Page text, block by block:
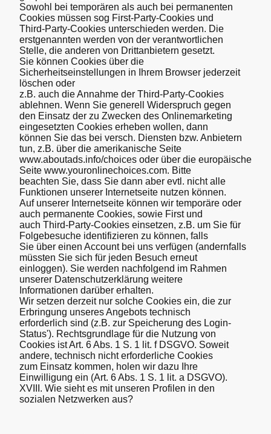
Sowohl bei temporären als auch bei permanenten
Cookies müssen sog First-Party-Cookies und
Third-Party-Cookies unterschieden werden. Die
erstgenannten werden von der verantwortlichen
Stelle, die anderen von Drittanbietern gesetzt.
Sie können Cookies über die
Sicherheitseinstellungen in Ihrem Browser jederzeit
löschen oder
z.B. auch die Annahme der Third-Party-Cookies
ablehnen. Wenn Sie generell Widerspruch gegen
den Einsatz der zu Zwecken des Onlinemarketing
eingesetzten Cookies erheben wollen, dann
können Sie das bei versch. Diensten bzw. Anbietern
tun, z.B. über die amerikanische Seite
www.aboutads.info/choices oder über die europäische
Seite www.youronlinechoices.com. Bitte
beachten Sie, dass Sie dann aber evtl. nicht alle
Funktionen unserer Internetseite nutzen können.
Auf unserer Internetseite können wir temporäre oder
auch permanente Cookies, sowie First und
auch Third-Party-Cookies einsetzen, z.B. um Sie für
Folgebesuche identifizieren zu können, falls
Sie über einen Account bei uns verfügen (andernfalls
müssten Sie sich für jeden Besuch erneut
einloggen). Sie werden nachfolgend im Rahmen
unserer Datenschutzerklärung weitere
Informationen darüber erhalten.
Wir setzen derzeit nur solche Cookies ein, die zur
Erbringung unseres Angebots technisch
erforderlich sind (z.B. zur Speicherung des Login-
Status'). Rechtsgrundlage für die Nutzung von
Cookies ist Art. 6 Abs. 1 S. 1 lit. f DSGVO. Soweit
andere, technisch nicht erforderliche Cookies
zum Einsatz kommen, holen wir dazu Ihre
Einwilligung ein (Art. 6 Abs. 1 S. 1 lit. a DSGVO).
XVIII. Wie sieht es mit unseren Profilen in den
sozialen Netzwerken aus?